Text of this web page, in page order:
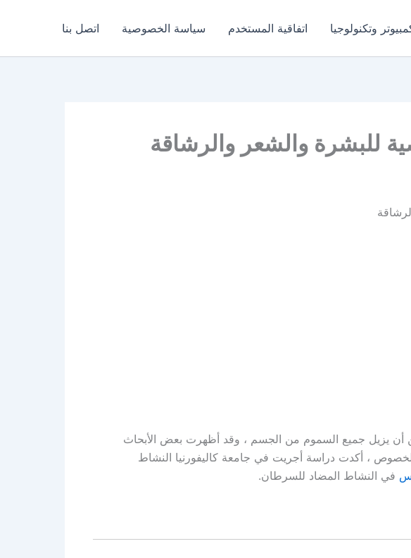
وتكنولوجيا اتفاقية المستخدم سياسة الخصوصية اتصل بنا
أن يزيل جميع السموم من الجسم ، وقد أظهرت بعض الأبحاث
، أكدت دراسة أجريت في جامعة كاليفورنيا النشاط
في النشاط المضاد للسرطان.